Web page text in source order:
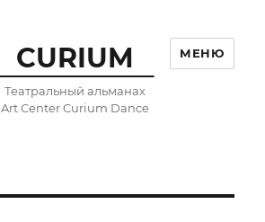
CURIUM
Театральный альманах
Art Center Curium Dance
МЕНЮ